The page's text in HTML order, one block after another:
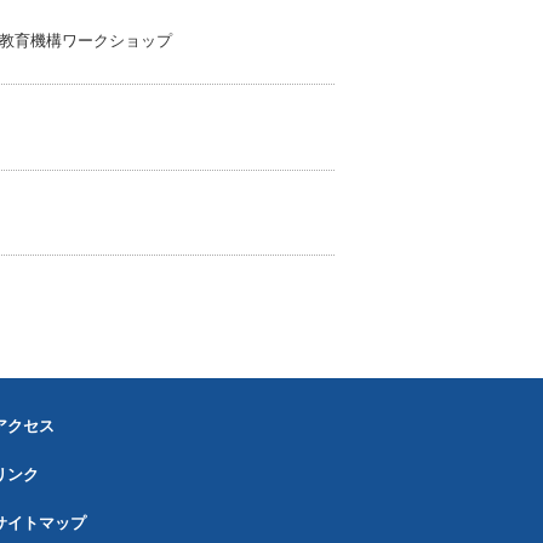
育機構ワークショップ
クセス
ンク
イトマップ